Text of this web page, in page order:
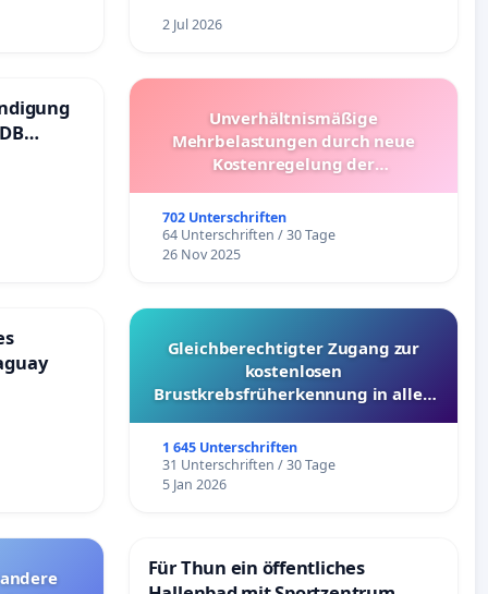
2 Jul 2026
Unverhältnismäßige
Mehrbelastungen durch neue
Kostenregelung der
Überprüfung und Alternativen
702 Unterschriften
64 Unterschriften / 30 Tage
26 Nov 2025
Gleichberechtigter Zugang zur
kostenlosen
Brustkrebsfrüherkennung in allen
1 645 Unterschriften
31 Unterschriften / 30 Tage
5 Jan 2026
Für Thun ein öffentliches